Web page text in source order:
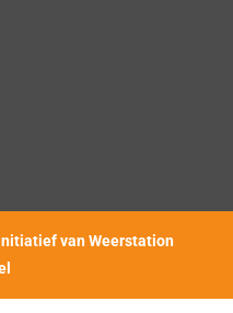
van Weerstation